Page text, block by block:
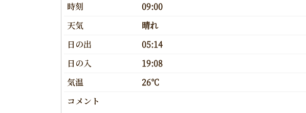
時刻
09:00
天気
晴れ
日の出
05:14
日の入
19:08
気温
26℃
コメント